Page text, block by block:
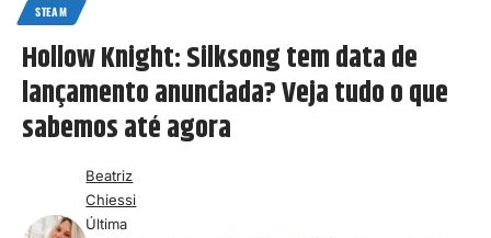
STEAM
Hollow Knight: Silksong tem data de
lançamento anunciada? Veja tudo o que
sabemos até agora
Última
Beatriz
Chiessi